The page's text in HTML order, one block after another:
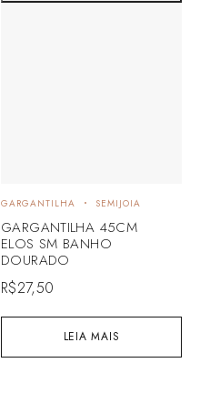
LEIA MAIS
GARGANTILHA SEMIJOIA
GARGANTILHA 45CM
ELOS SM BANHO
DOURADO
R$27,50